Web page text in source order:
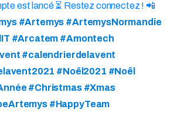
est lancé ⏳ Restez connectez ! 📲
#Artemys #ArtemysNormandie
#Arcatem #Amontech
#calendrierdelavent
#Noël2021 #Noël
#Christmas #Xmas
#HappyTeam